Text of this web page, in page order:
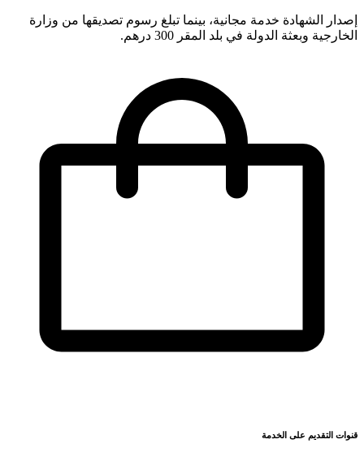
إصدار الشهادة خدمة مجانية، بينما تبلغ رسوم تصديقها من وزارة
الخارجية وبعثة الدولة في بلد المقر 300 درهم.
قنوات التقديم على الخدمة